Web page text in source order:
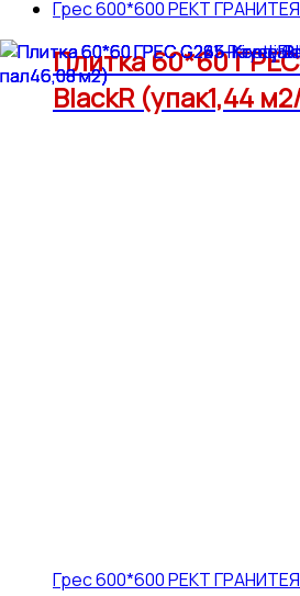
Грес 600*600 РЕКТ
Плитка 60*60
BlackR (упак1,44
Грес 600*600 РЕКТ